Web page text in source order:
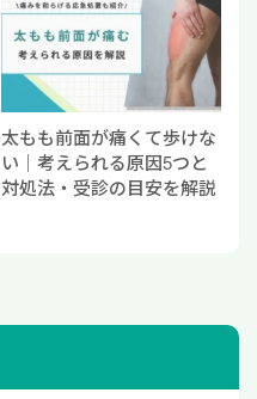
太もも前面が痛くて歩けな
い｜考えられる原因5つと
対処法・受診の目安を解説